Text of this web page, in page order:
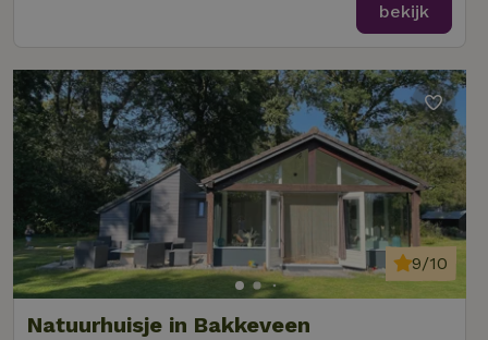
bekijk
Natuurhuisje in Bakkeveen
9/10